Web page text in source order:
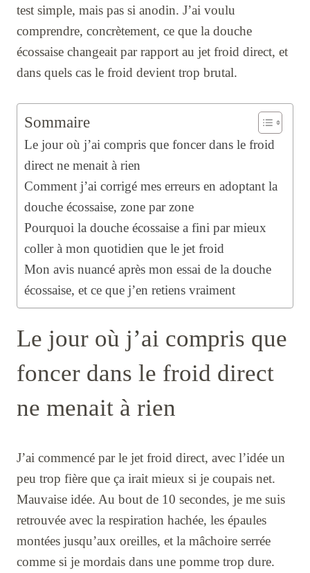
test simple, mais pas si anodin. J’ai voulu
comprendre, concrètement, ce que la douche
écossaise changeait par rapport au jet froid direct, et
dans quels cas le froid devient trop brutal.
Sommaire
Le jour où j’ai compris que foncer dans le froid
direct ne menait à rien
Comment j’ai corrigé mes erreurs en adoptant la
douche écossaise, zone par zone
Pourquoi la douche écossaise a fini par mieux
coller à mon quotidien que le jet froid
Mon avis nuancé après mon essai de la douche
écossaise, et ce que j’en retiens vraiment
Le jour où j’ai compris que
foncer dans le froid direct
ne menait à rien
J’ai commencé par le jet froid direct, avec l’idée un
peu trop fière que ça irait mieux si je coupais net.
Mauvaise idée. Au bout de 10 secondes, je me suis
retrouvée avec la respiration hachée, les épaules
montées jusqu’aux oreilles, et la mâchoire serrée
comme si je mordais dans une pomme trop dure.